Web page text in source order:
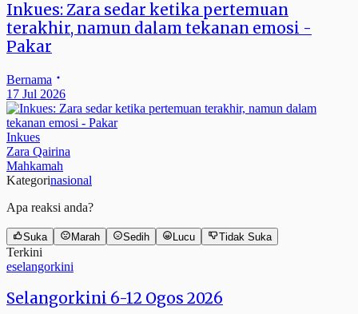
Inkues: Zara sedar ketika pertemuan
terakhir, namun dalam tekanan emosi -
Pakar
Bernama
17 Jul 2026
Inkues
Zara Qairina
Mahkamah
Kategorinasional
Apa reaksi anda?
Suka Marah Sedih Lucu Tidak Suka
Terkini
eselangorkini
Selangorkini 6-12 Ogos 2026